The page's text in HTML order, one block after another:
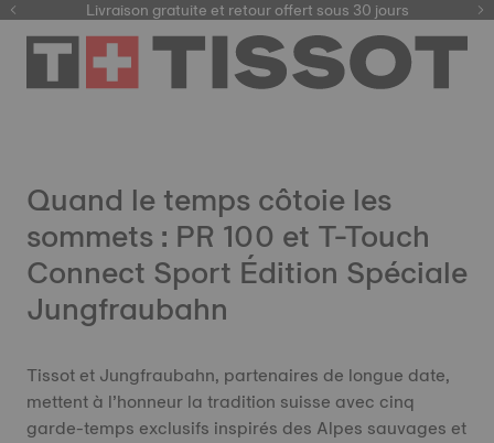
Livraison gratuite et retour offert sous 30 jours
Quand le temps côtoie les
sommets : PR 100 et T-Touch
Connect Sport Édition Spéciale
Jungfraubahn
Tissot et Jungfraubahn, partenaires de longue date,
mettent à l’honneur la tradition suisse avec cinq
garde-temps exclusifs inspirés des Alpes sauvages et